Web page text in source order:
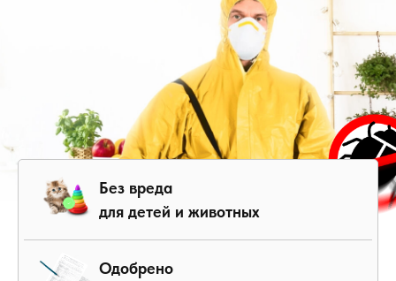
Без вреда
для детей и животных
Одобрено